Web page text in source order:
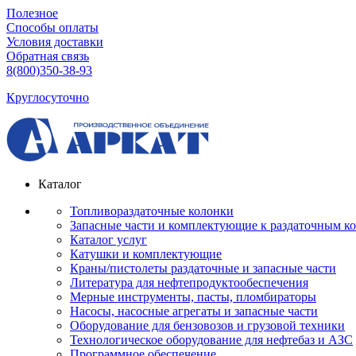
Полезное
Способы оплаты
Условия доставки
Обратная связь
8(800)350-38-93
Круглосуточно
Каталог
Топливораздаточные колонки
Запасные части и комплектующие к раздаточным
Каталог услуг
Катушки и комплектующие
Краны/пистолеты раздаточные и запасные части
Литература для нефтепродуктообеспечения
Мерные инструменты, пасты, пломбираторы
Насосы, насосные агрегаты и запасные части
Оборудование для бензовозов и грузовой техники
Технологическое оборудование для нефтебаз и АЗС